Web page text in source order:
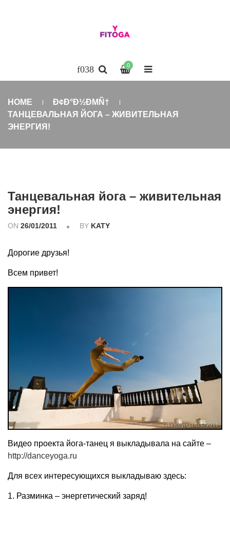
0
HOME
Ð¢Ð°Ð½ÐΜÑ†
ТАНЦЕВАЛЬНАЯ ЙОГА – ЖИВИТЕЛЬНАЯ
ЭНЕРГИЯ!
Танцевальная йога – живительная
энергия!
ON 26/01/2011 BY KATY
Дорогие друзья!
Всем привет!
Видео проекта йога-танец я выкладывала на сайте –
http://danceyoga.ru
Для всех интересующихся выкладываю здесь:
1. Разминка – энергетический заряд!